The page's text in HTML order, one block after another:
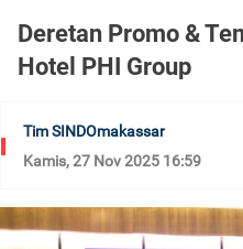
Deretan Promo &
Hotel PHI Group
Tim SINDOmakassar
Kamis, 27 Nov 2025 16:59